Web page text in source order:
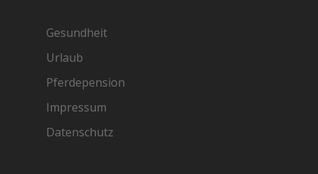
Gesundheit
Urlaub
Pferdepension
Impressum
Datenschutz